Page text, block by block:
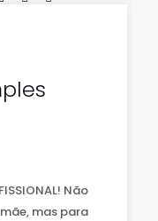
Não
mas para